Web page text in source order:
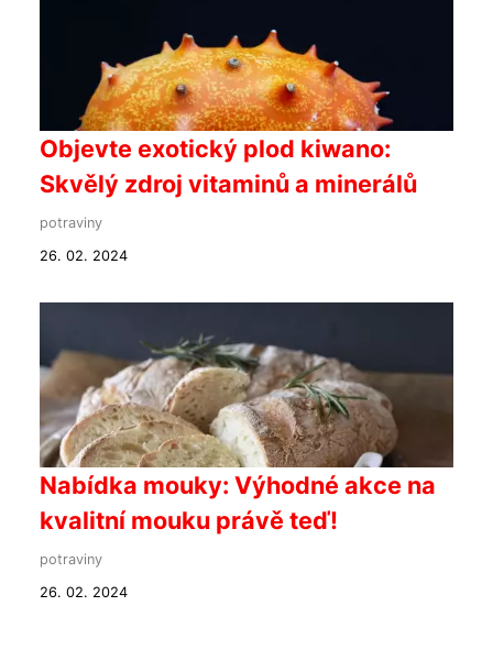
Objevte exotický plod kiwano:
Skvělý zdroj vitaminů a minerálů
potraviny
26. 02. 2024
Nabídka mouky: Výhodné akce na
kvalitní mouku právě teď!
potraviny
26. 02. 2024